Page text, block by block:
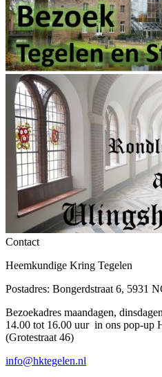
Contact
Heemkundige Kring Tegelen
Postadres: Bongerdstraat 6, 5931
Bezoekadres maandagen,
14.00 tot 16.00 uur in ons pop-up
(Grotestraat 46)
info@hktegelen.nl